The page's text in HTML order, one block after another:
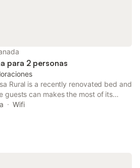
para 2 personas
Rural is a recently renovated bed and
guests can makes the most of its
and barbecue facilities. The
pool views.
Wifi